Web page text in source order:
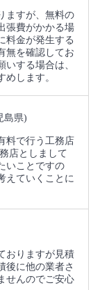
ますが、無料の
張費がかかる場
料金が発生する
無を確認してお
する場合は、
します。
島県)
料で行う工務店
店としまして
いことですの
えていくことに
おりますが見積
後に他の業者さ
せんのでご安心